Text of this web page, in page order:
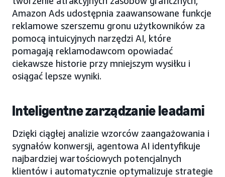
Amazon Ads udostępnia zaawansowane funkcje
reklamowe szerszemu gronu użytkowników za
pomocą intuicyjnych narzędzi AI, które
pomagają reklamodawcom opowiadać
ciekawsze historie przy mniejszym wysiłku i
osiągać lepsze wyniki.
Inteligentne zarządzanie leadami
Dzięki ciągłej analizie wzorców zaangażowania i
sygnałów konwersji, agentowa AI identyfikuje
najbardziej wartościowych potencjalnych
klientów i automatycznie optymalizuje strategie